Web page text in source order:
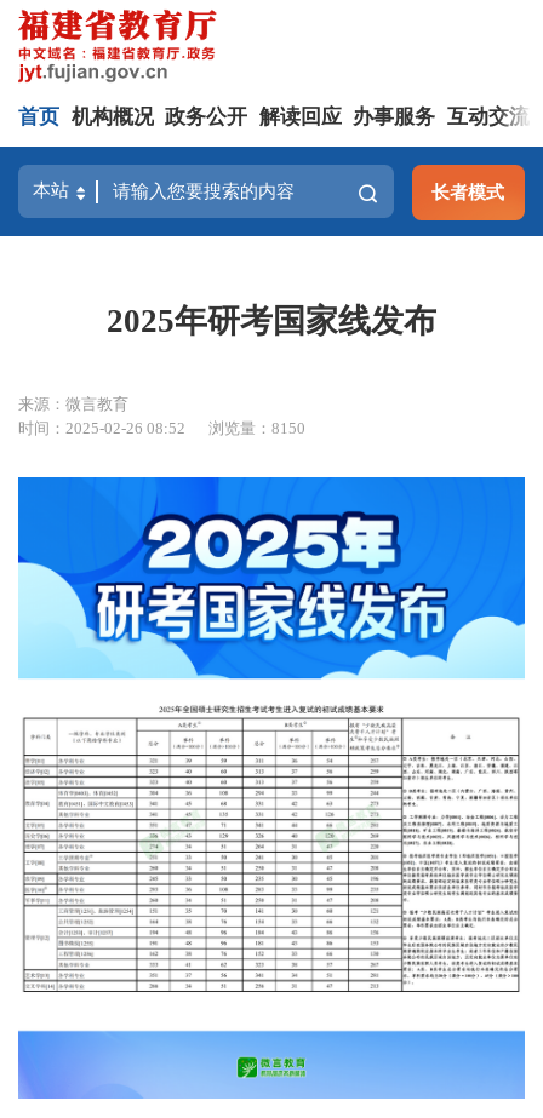
首页 机构概况 政务公开 解读回应 办事服务 互动交流
长者模式
2025年研考国家线发布
来源：微言教育
时间：2025-02-26 08:52
浏览量：8150